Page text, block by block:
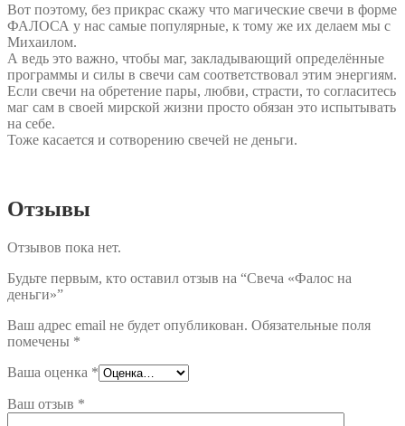
Вот поэтому, без прикрас скажу что магические свечи в форме
ФАЛОСА у нас самые популярные, к тому же их делаем мы с
Михаилом.
А ведь это важно, чтобы маг, закладывающий определённые
программы и силы в свечи сам соответствовал этим энергиям.
Если свечи на обретение пары, любви, страсти, то согласитесь
маг сам в своей мирской жизни просто обязан это испытывать
на себе.
Тоже касается и сотворению свечей не деньги.
Отзывы
Отзывов пока нет.
Будьте первым, кто оставил отзыв на “Свеча «Фалос на
деньги»”
Ваш адрес email не будет опубликован. Обязательные поля
помечены *
Ваша оценка *
Ваш отзыв *